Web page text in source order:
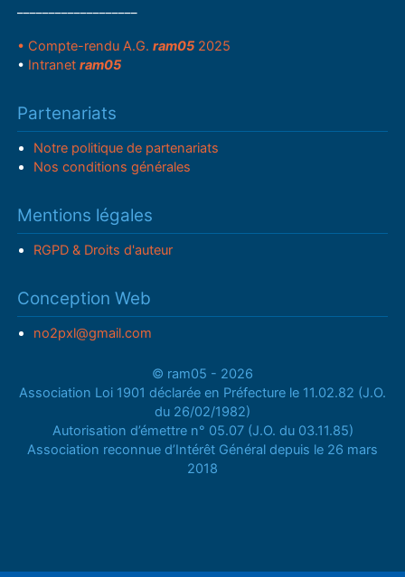
• Compte-rendu A.G.ram05 2025
• Intranetram05
Partenariats
Notre politique de partenariats
Nos conditions générales
Mentions légales
RGPD & Droits d'auteur
Conception Web
no2pxl@gmail.com
© ram05 - 2026
Association Loi 1901 déclarée en Préfecture le 11.02.82 (J.O.
du 26/02/1982)
Autorisation d’émettre n° 05.07 (J.O. du 03.11.85)
Association reconnue d’Intérêt Général depuis le 26 mars
2018